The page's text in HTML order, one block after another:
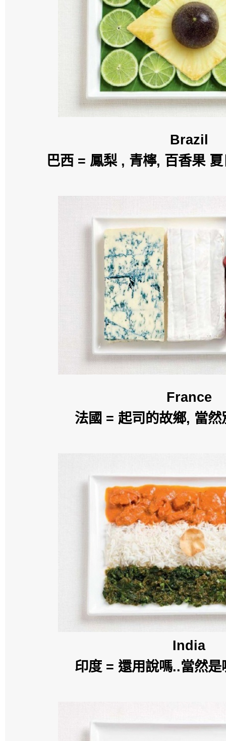
Brazil
巴西 = 鳳梨 , 青檸, 百香果
France
法國 = 起司的故鄉, 當
India
印度 = 還用說嗎..當然